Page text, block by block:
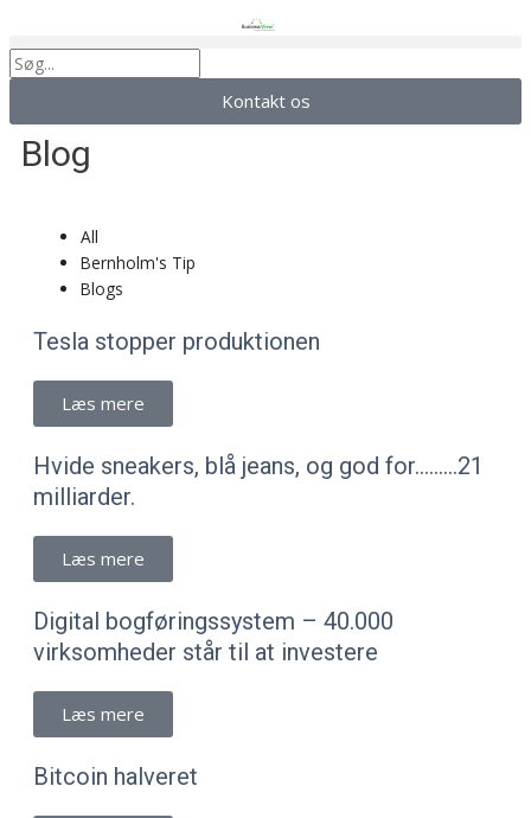
indholdet
Søg
Kontakt os
Blog
All
Bernholm's Tip
Blogs
Tesla stopper produktionen
Læs mere
Hvide sneakers, blå jeans, og god for………21
milliarder.
Læs mere
Digital bogføringssystem – 40.000
virksomheder står til at investere
Læs mere
Bitcoin halveret